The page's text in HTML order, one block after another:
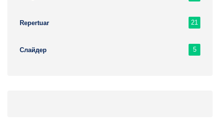
Repertuar 21
Слайдер 5